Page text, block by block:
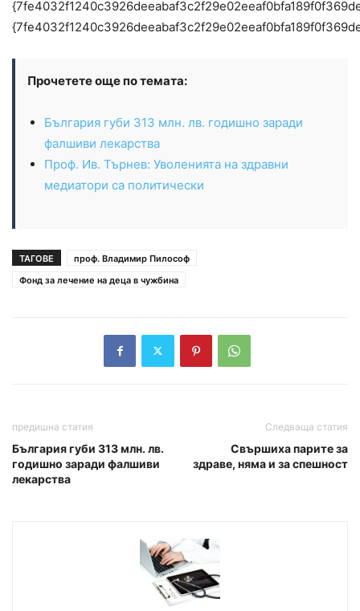
Прочетете още по темата:
България губи 313 млн. лв. годишно заради
фалшиви лекарства
Проф. Ив. Търнев: Уволенията на здравни
медиатори са политически
ТАГОВЕ
проф. Владимир Пилософ
Фонд за лечение на деца в чужбина
предишна статия
България губи 313 млн. лв.
годишно заради фалшиви
лекарства
Следваща статия
Свършиха парите за
здраве, няма и за спешност